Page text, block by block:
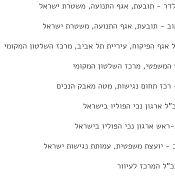
- תובעת, אגף התנועה, משטרת ישראל
- תובעת, אגף התנועה, משטרת ישראל
אגף הפיקוח, עיריית תל אביב, מרכז השלטון המקומי
המשפטי, מרכז השלטון המקומי
תחום נגישות, מטה מאבק הנכים
ארגון נכי הפוליו בישראל
ארגון נכי הפוליו בישראל
- יועצת משפטית, עמותת נגישות ישראל
המרכז לעיוור